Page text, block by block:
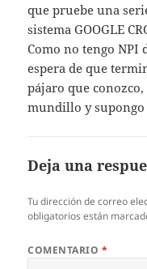
que pruebe una
sistema GOOGLE
Como no tengo NPI
espera de que
pájaro que
mundillo y
Deja una
Tu dirección de correo
obligatorios están
COMENTARIO *